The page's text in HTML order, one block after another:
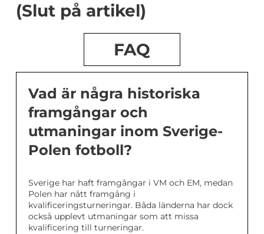
(Slut på artikel)
FAQ
Vad är några historiska
framgångar och
utmaningar inom Sverige-
Polen fotboll?
Sverige har haft framgångar i VM och EM, medan
Polen har nått framgång i
kvalificeringsturneringar. Båda länderna har dock
också upplevt utmaningar som att missa
kvalificering till turneringar.